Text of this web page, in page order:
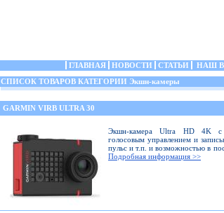
ГЛАВНАЯ НОВОСТИ СТАТЬИ НАШ
СПИСОК ТОВАРОВ КАТЕГОРИИ Экшн-камеры
GARMIN VIRB ULTRA 30
Экшн-камера Ultra HD 4K с
голосовым управлением и
пульс и т.п. и возможностью в
Подробная информация >>